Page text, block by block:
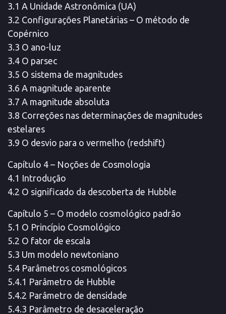
3.1 A Unidade Astronômica (UA)
3.2 Configurações Planetárias – O método de
Copérnico
3.3 O ano-luz
3.4 O parsec
3.5 O sistema de magnitudes
3.6 A magnitude aparente
3.7 A magnitude absoluta
3.8 Correções nas determinações de magnitudes
estelares
3.9 O desvio para o vermelho (redshift)
Capítulo 4 – Noções de Cosmologia
4.1 Introdução
4.2 O significado da descoberta de Hubble
Capítulo 5 – O modelo cosmológico padrão
5.1 O Princípio Cosmológico
5.2 O fator de escala
5.3 Um modelo newtoniano
5.4 Parâmetros cosmológicos
5.4.1 Parâmetro de Hubble
5.4.2 Parâmetro de densidade
5.4.3 Parâmetro de desaceleração